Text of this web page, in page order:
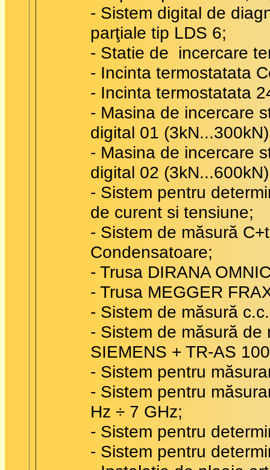
- Sistem digital de
parţiale tip LDS 6;
- Statie de incercare
- Incinta termostatata
- Incinta termostatata
- Masina de incercare
digital 01
- Masina de incercare
digital 02
- Sistem pentru
de curent si tensiune;
- Sistem de măsură
Condensatoare;
- Trusa DIRANA
- Trusa MEGGER
- Sistem de măsură
- Sistem de măsură de
SIEMENS + TR-AS
- Sistem pentru
- Sistem pentru
Hz ÷ 7 GHz;
- Sistem pentru
- Sistem pentru